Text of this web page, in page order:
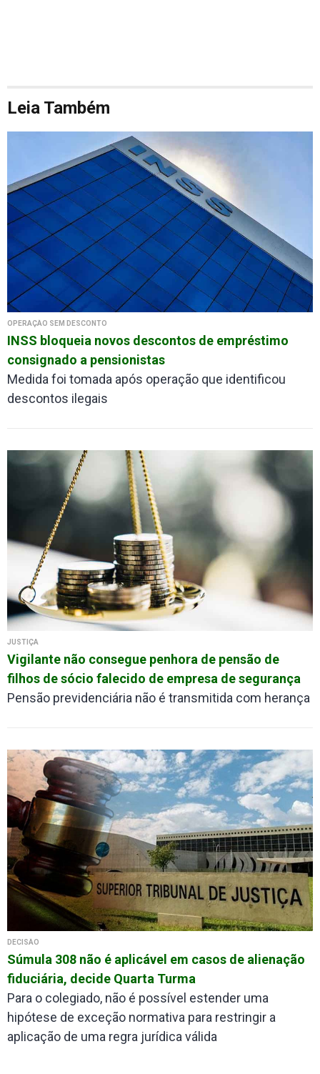
Leia Também
OPERAÇÃO SEM DESCONTO
INSS bloqueia novos descontos de empréstimo
consignado a pensionistas
Medida foi tomada após operação que identificou
descontos ilegais
JUSTIÇA
Vigilante não consegue penhora de pensão de
filhos de sócio falecido de empresa de segurança
Pensão previdenciária não é transmitida com herança
DECISÃO
Súmula 308 não é aplicável em casos de alienação
fiduciária, decide Quarta Turma
Para o colegiado, não é possível estender uma
hipótese de exceção normativa para restringir a
aplicação de uma regra jurídica válida